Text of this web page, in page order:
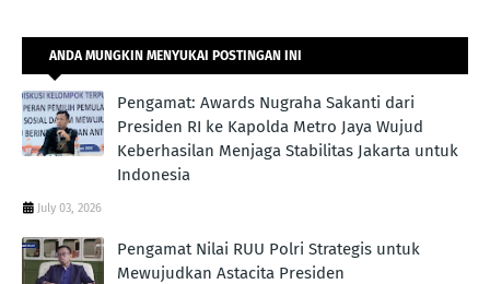
ANDA MUNGKIN MENYUKAI POSTINGAN INI
Pengamat: Awards Nugraha Sakanti dari
Presiden RI ke Kapolda Metro Jaya Wujud
Keberhasilan Menjaga Stabilitas Jakarta untuk
Indonesia
July 03, 2026
Pengamat Nilai RUU Polri Strategis untuk
Mewujudkan Astacita Presiden